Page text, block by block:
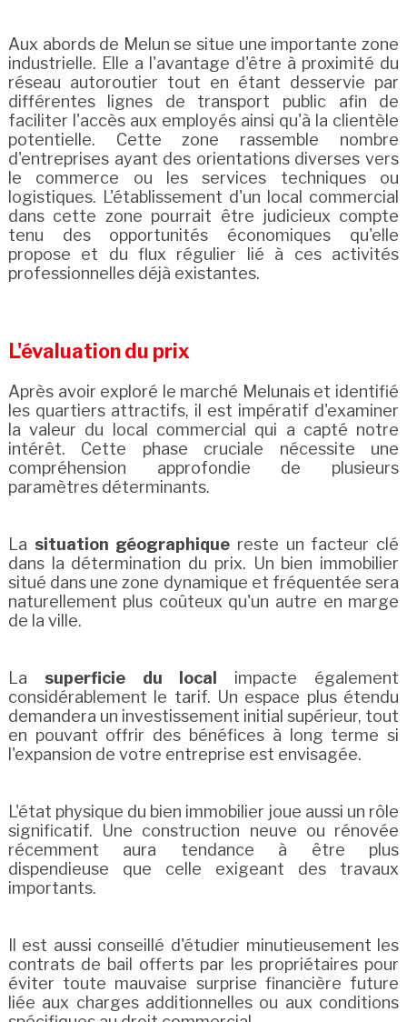
Aux abords de Melun se situe une importante zone
industrielle. Elle a l'avantage d'être à proximité du
réseau autoroutier tout en étant desservie par
différentes lignes de transport public afin de
faciliter l'accès aux employés ainsi qu'à la clientèle
potentielle. Cette zone rassemble nombre
d'entreprises ayant des orientations diverses vers
le commerce ou les services techniques ou
logistiques. L'établissement d'un local commercial
dans cette zone pourrait être judicieux compte
tenu des opportunités économiques qu'elle
propose et du flux régulier lié à ces activités
professionnelles déjà existantes.
L'évaluation du prix
Après avoir exploré le marché Melunais et identifié
les quartiers attractifs, il est impératif d'examiner
la valeur du local commercial qui a capté notre
intérêt. Cette phase cruciale nécessite une
compréhension approfondie de plusieurs
paramètres déterminants.
La situation géographique reste un facteur clé
dans la détermination du prix. Un bien immobilier
situé dans une zone dynamique et fréquentée sera
naturellement plus coûteux qu'un autre en marge
de la ville.
La superficie du local
impacte également
considérablement le tarif. Un espace plus étendu
demandera un investissement initial supérieur, tout
en pouvant offrir des bénéfices à long terme si
l'expansion de votre entreprise est envisagée.
L'état physique du bien immobilier joue aussi un rôle
significatif. Une construction neuve ou rénovée
récemment aura tendance à être plus
dispendieuse que celle exigeant des travaux
importants.
Il est aussi conseillé d'étudier minutieusement les
contrats de bail offerts par les propriétaires pour
éviter toute mauvaise surprise financière future
liée aux charges additionnelles ou aux conditions